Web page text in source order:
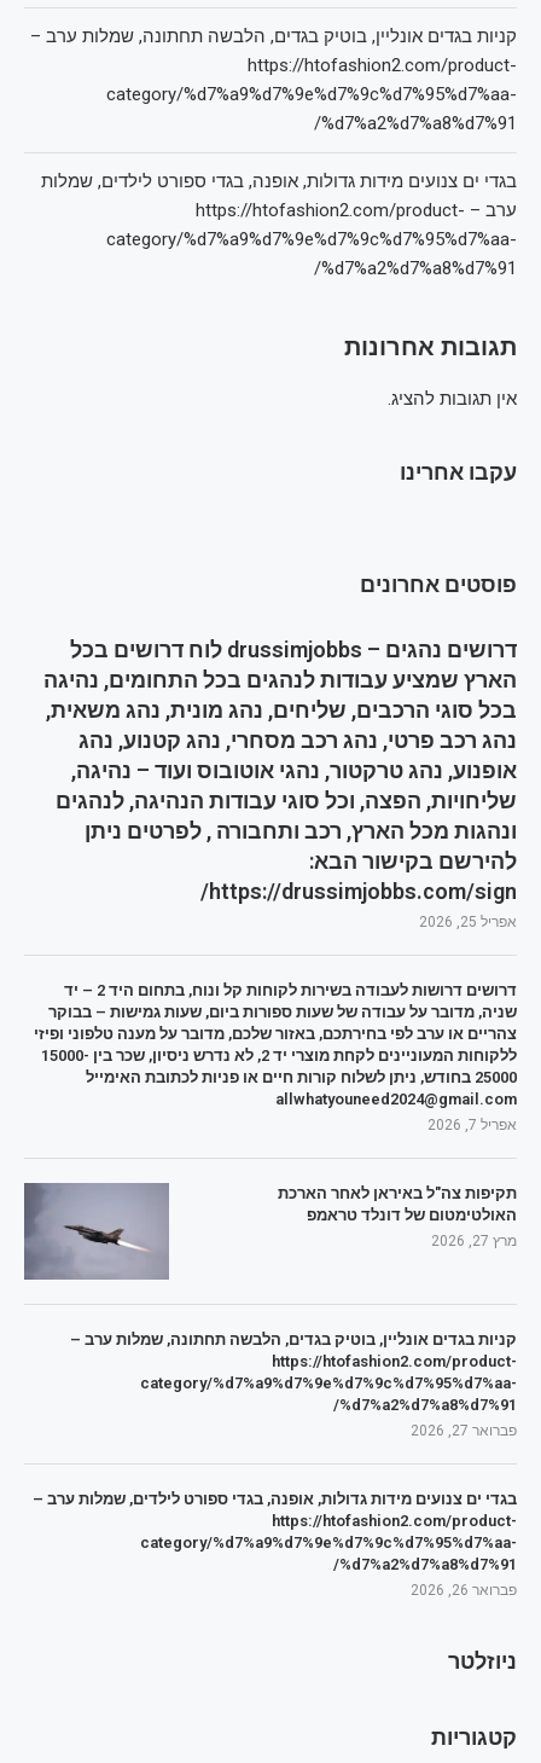
קניות בגדים אונליין, בוטיק בגדים, הלבשה תחתונה, שמלות ערב –
https://htofashion2.com/product-
category/%d7%a9%d7%9e%d7%9c%d7%95%d7%aa-
%d7%a2%d7%a8%d7%91/
בגדי ים צנועים מידות גדולות, אופנה, בגדי ספורט לילדים, שמלות
ערב – https://htofashion2.com/product-
category/%d7%a9%d7%9e%d7%9c%d7%95%d7%aa-
%d7%a2%d7%a8%d7%91/
תגובות אחרונות
אין תגובות להציג.
עקבו אחרינו
פוסטים אחרונים
דרושים נהגים – drussimjobbs לוח דרושים בכל
הארץ שמציע עבודות לנהגים בכל התחומים, נהיגה
בכל סוגי הרכבים, שליחים, נהג מונית, נהג משאית,
נהג רכב פרטי, נהג רכב מסחרי, נהג קטנוע, נהג
אופנוע, נהג טרקטור, נהגי אוטובוס ועוד – נהיגה,
שליחויות, הפצה, וכל סוגי עבודות הנהיגה, לנהגים
ונהגות מכל הארץ, רכב ותחבורה , לפרטים ניתן
להירשם בקישור הבא:
https://drussimjobbs.com/sign/
אפריל 25, 2026
דרושים דרושות לעבודה בשירות לקוחות קל ונוח, בתחום היד 2 – יד
שניה, מדובר על עבודה של שעות ספורות ביום, שעות גמישות – בבוקר
צהריים או ערב לפי בחירתכם, באזור שלכם, מדובר על מענה טלפוני ופיזי
ללקוחות המעוניינים לקחת מוצרי יד 2, לא נדרש ניסיון, שכר בין 15000-
25000 בחודש, ניתן לשלוח קורות חיים או פניות לכתובת האימייל
allwhatyouneed2024@gmail.com
אפריל 7, 2026
תקיפות צה"ל באיראן לאחר הארכת
האולטימטום של דונלד טראמפ
מרץ 27, 2026
קניות בגדים אונליין, בוטיק בגדים, הלבשה תחתונה, שמלות ערב –
https://htofashion2.com/product-
category/%d7%a9%d7%9e%d7%9c%d7%95%d7%aa-
%d7%a2%d7%a8%d7%91/
פברואר 27, 2026
בגדי ים צנועים מידות גדולות, אופנה, בגדי ספורט לילדים, שמלות ערב –
https://htofashion2.com/product-
category/%d7%a9%d7%9e%d7%9c%d7%95%d7%aa-
%d7%a2%d7%a8%d7%91/
פברואר 26, 2026
ניוזלטר
קטגוריות